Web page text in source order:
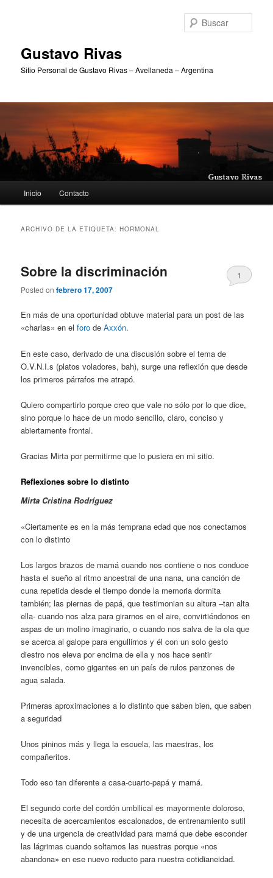
Gustavo Rivas
Sitio Personal de Gustavo Rivas – Avellaneda – Argentina
principal
Inicio Contacto
ARCHIVO DE LA ETIQUETA:HORMONAL
Sobre la discriminación
Posted onfebrero 17, 2007
1
En más de una oportunidad obtuve material para un post de las
«charlas» en elforo deAxxón.
En este caso, derivado de una discusión sobre el tema de
O.V.N.I.s (platos voladores, bah), surge una reflexión que desde
los primeros párrafos me atrapó.
Quiero compartirlo porque creo que vale no sólo por lo que dice,
sino porque lo hace de un modo sencillo, claro, conciso y
abiertamente frontal.
Gracias Mirta por permitirme que lo pusiera en mi sitio.
Reflexiones sobre lo distinto
Mirta Cristina Rodríguez
«Ciertamente es en la más temprana edad que nos conectamos
con lo distinto
Los largos brazos de mamá cuando nos contiene o nos conduce
hasta el sueño al ritmo ancestral de una nana, una canción de
cuna repetida desde el tiempo donde la memoria dormita
también; las piernas de papá, que testimonian su altura –tan alta
ella- cuando nos alza para girarnos en el aire, convirtiéndonos en
aspas de un molino imaginario, o cuando nos salva de la ola que
se acerca al galope para engullirnos y él con un solo gesto
diestro nos eleva por encima de ella y nos hace sentir
invencibles, como gigantes en un país de rulos panzones de
agua salada.
Primeras aproximaciones a lo distinto que saben bien, que saben
a seguridad
Unos pininos más y llega la escuela, las maestras, los
compañeritos.
Todo eso tan diferente a casa-cuarto-papá y mamá.
El segundo corte del cordón umbilical es mayormente doloroso,
necesita de acercamientos escalonados, de entrenamiento sutil
y de una urgencia de creatividad para mamá que debe esconder
las lágrimas cuando soltamos las nuestras porque «nos
abandona» en ese nuevo reducto para nuestra cotidianeidad.